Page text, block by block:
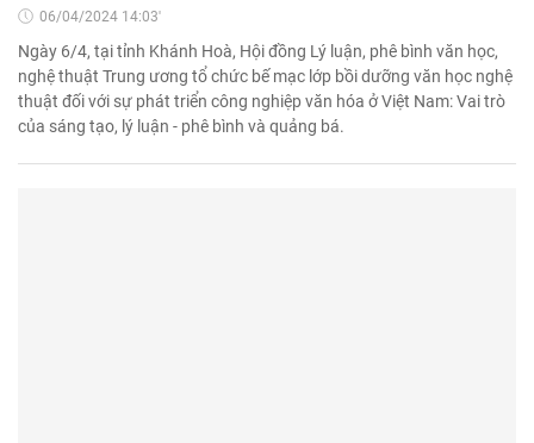
06/04/2024 14:03'
Ngày 6/4, tại tỉnh Khánh Hoà, Hội đồng Lý luận, phê bình văn học,
nghệ thuật Trung ương tổ chức bế mạc lớp bồi dưỡng văn học nghệ
thuật đối với sự phát triển công nghiệp văn hóa ở Việt Nam: Vai trò
của sáng tạo, lý luận - phê bình và quảng bá.